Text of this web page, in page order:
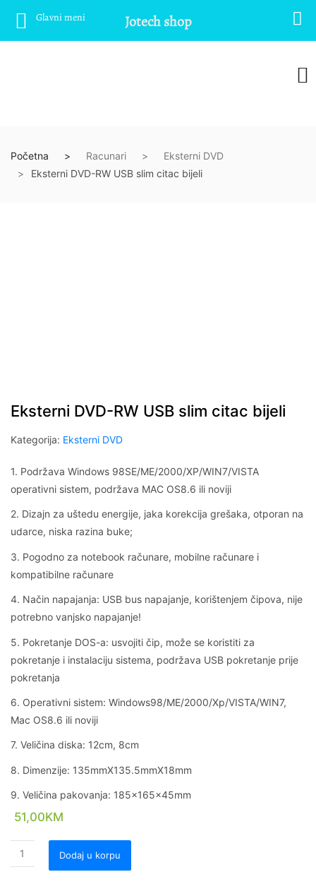
Početna Racunari
Eksterni DVD
Eksterni DVD-RW USB slim citac bijeli
Eksterni DVD-RW USB slim citac bijeli
Kategorija: Eksterni DVD
1. Podržava Windows 98SE/ME/2000/XP/WIN7/VISTA
operativni sistem, podržava MAC OS8.6 ili noviji
2. Dizajn za uštedu energije, jaka korekcija grešaka, otporan na
udarce, niska razina buke;
3. Pogodno za notebook računare, mobilne računare i
kompatibilne računare
4. Način napajanja: USB bus napajanje, korištenjem čipova, nije
potrebno vanjsko napajanje!
5. Pokretanje DOS-a: usvojiti čip, može se koristiti za
pokretanje i instalaciju sistema, podržava USB pokretanje prije
pokretanja
6. Operativni sistem: Windows98/ME/2000/Xp/VISTA/WIN7,
Mac OS8.6 ili noviji
7. Veličina diska: 12cm, 8cm
8. Dimenzije: 135mmX135.5mmX18mm
9. Veličina pakovanja: 185x165x45mm
51,00KM
Dodaj u korpu
Glavni meni Jotech shop